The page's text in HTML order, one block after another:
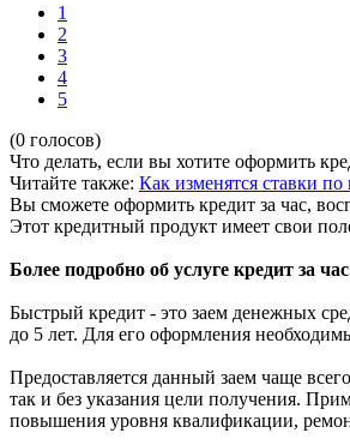
1
2
3
4
5
(0 голосов)
Что делать, если вы хотите оформить
Читайте также: Как изменятся ставки
Вы сможете оформить кредит за час,
Этот кредитный продукт имеет свои
Более подробно об услуге кредит за
Быстрый кредит - это заем денежных
до 5 лет. Для его оформления
Предоставляется данный заем чаще
так и без указания цели получения.
повышения уровня квалификации,